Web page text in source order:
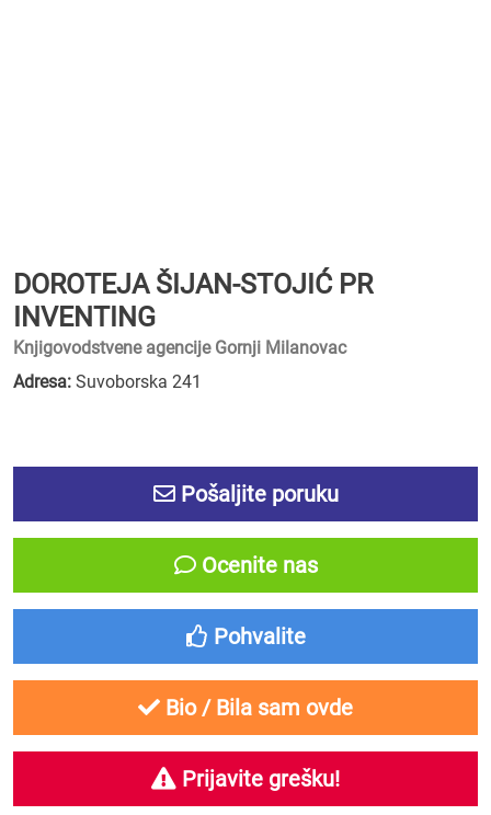
DOROTEJA ŠIJAN-STOJIĆ PR
INVENTING
Knjigovodstvene agencije Gornji Milanovac
Adresa: Suvoborska 241
Pošaljite poruku
Ocenite nas
Pohvalite
Bio / Bila sam ovde
Prijavite grešku!